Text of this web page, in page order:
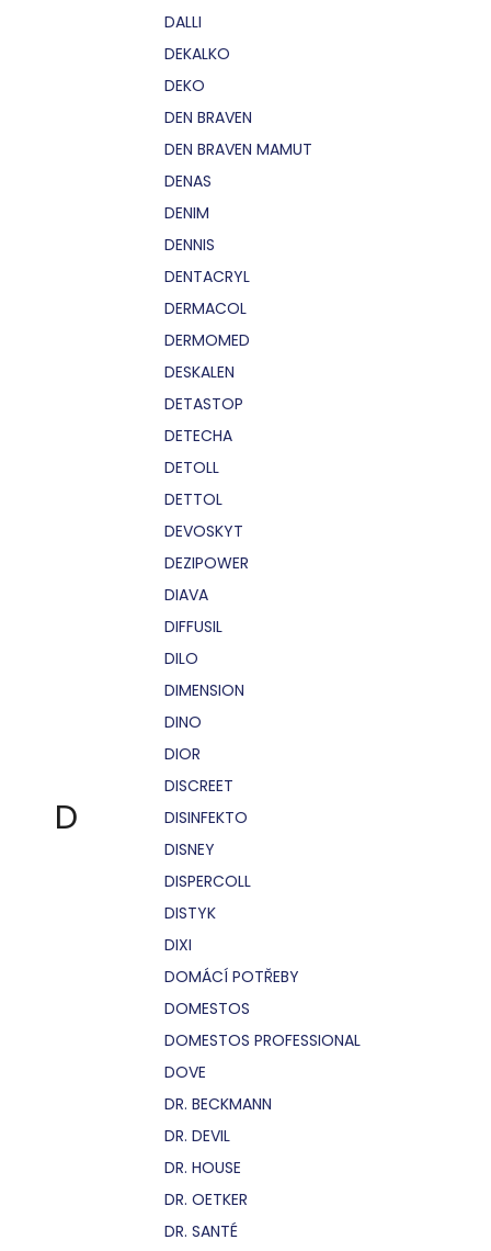
D
DALLI
DEKALKO
DEKO
DEN BRAVEN
DEN BRAVEN MAMUT
DENAS
DENIM
DENNIS
DENTACRYL
DERMACOL
DERMOMED
DESKALEN
DETASTOP
DETECHA
DETOLL
DETTOL
DEVOSKYT
DEZIPOWER
DIAVA
DIFFUSIL
DILO
DIMENSION
DINO
DIOR
DISCREET
DISINFEKTO
DISNEY
DISPERCOLL
DISTYK
DIXI
DOMÁCÍ POTŘEBY
DOMESTOS
DOMESTOS PROFESSIONAL
DOVE
DR. BECKMANN
DR. DEVIL
DR. HOUSE
DR. OETKER
DR. SANTÉ